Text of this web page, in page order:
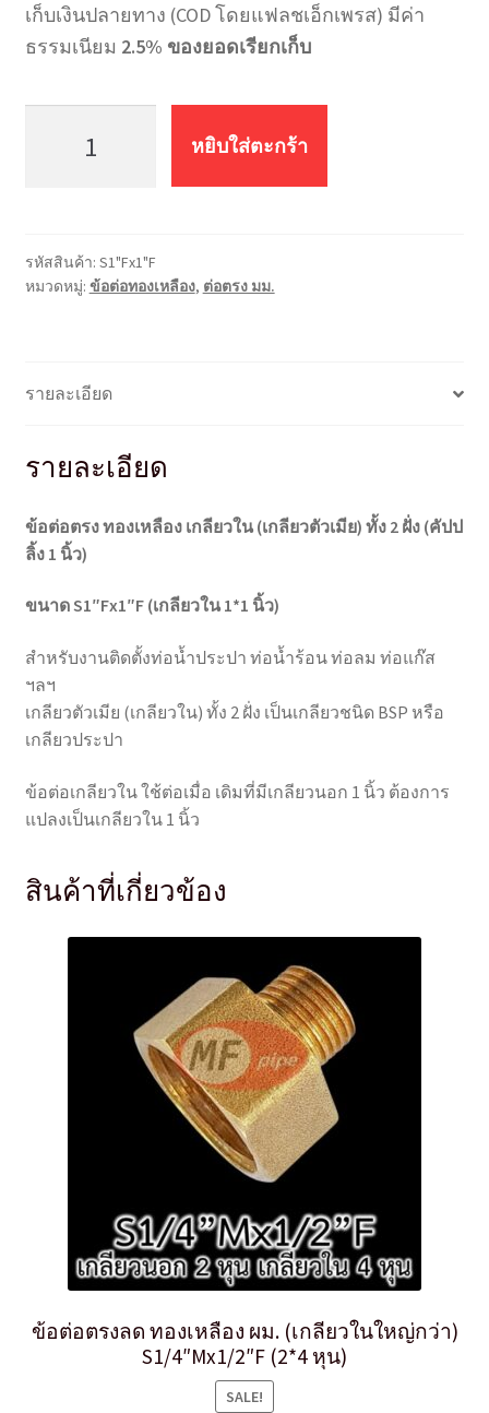
เก็บเงินปลายทาง (COD โดยแฟลชเอ็กเพรส) มีค่า
ธรรมเนียม 2.5% ของยอดเรียกเก็บ
เหลือง
มม.
ชิ้น
หยิบใส่ตะกร้า
รหัสสินค้า: S1"Fx1"F
หมวดหมู่: ข้อต่อทองเหลือง, ต่อตรง มม.
รายละเอียด
รายละเอียด
ข้อต่อตรง ทองเหลือง เกลียวใน (เกลียวตัวเมีย) ทั้ง 2 ฝั่ง (คัปป
ลิ้ง 1 นิ้ว)
ขนาด S1″Fx1″F (เกลียวใน 1*1 นิ้ว)
สำหรับงานติดตั้งท่อน้ำประปา ท่อน้ำร้อน ท่อลม ท่อแก๊ส
ฯลฯ
เกลียวตัวเมีย (เกลียวใน) ทั้ง 2 ฝั่ง เป็นเกลียวชนิด BSP หรือ
เกลียวประปา
ข้อต่อเกลียวใน ใช้ต่อเมื่อ เดิมที่มีเกลียวนอก 1 นิ้ว ต้องการ
แปลงเป็นเกลียวใน 1 นิ้ว
สินค้าที่เกี่ยวข้อง
ข้อต่อตรงลด ทองเหลือง ผม. (เกลียวในใหญ่กว่า)
S1/4″Mx1/2″F (2*4 หุน)
SALE!